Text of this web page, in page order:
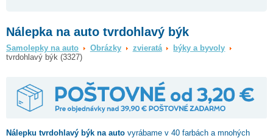
Nálepka na auto tvrdohlavý býk
Samolepky na auto Obrázky zvieratá
býky a byvoly
tvrdohlavý býk (3327)
Nálepku tvrdohlavý býk na auto vyrábame v 40 farbách a mnohých